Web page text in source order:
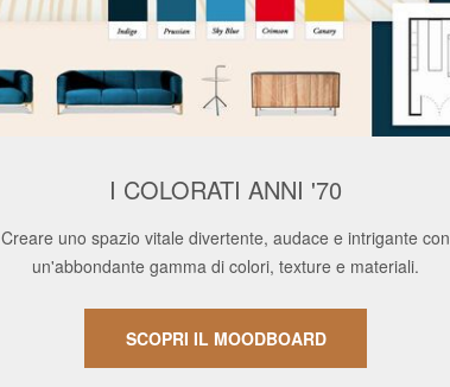
I COLORATI ANNI '70
Creare uno spazio vitale divertente, audace e intrigante con
un'abbondante gamma di colori, texture e materiali.
SCOPRI IL MOODBOARD